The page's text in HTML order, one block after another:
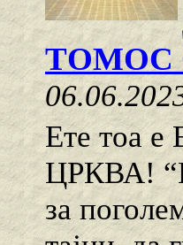
ТОМОС
Ете тоа
ЦРКВА!
за